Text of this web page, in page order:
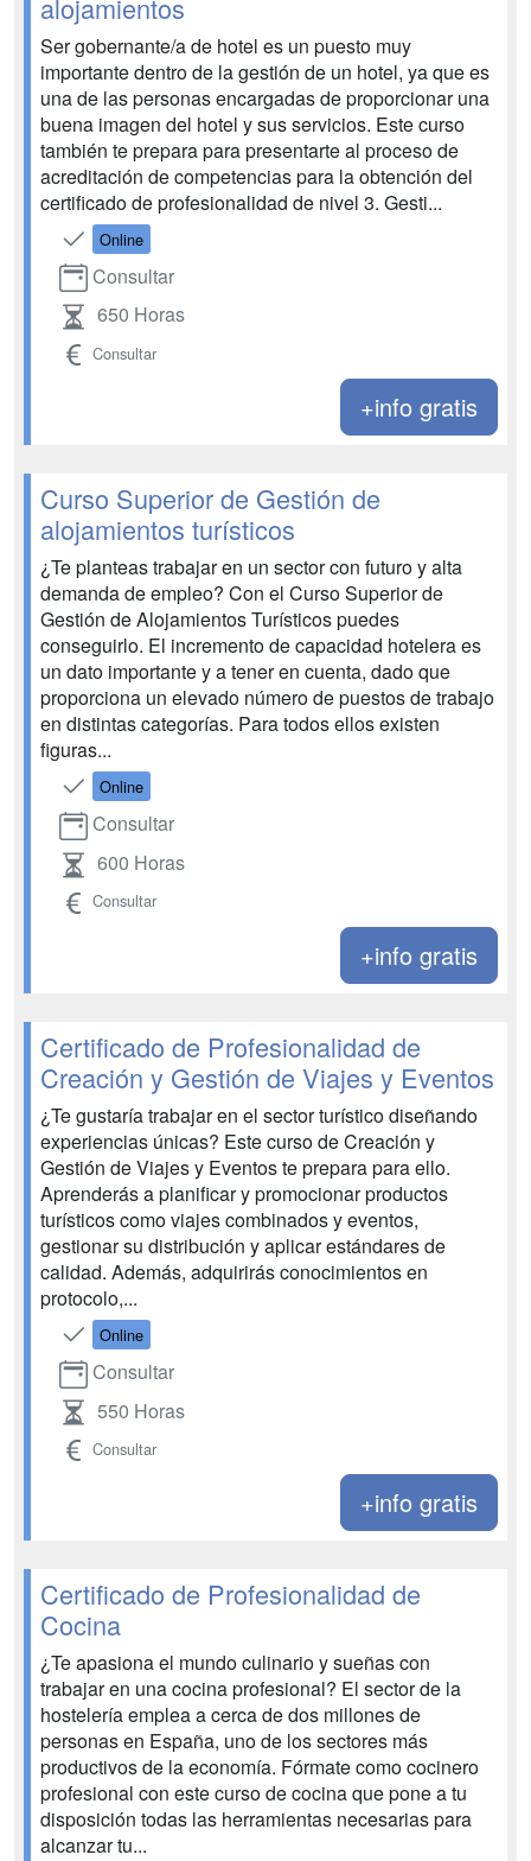
Ser gobernante/a de hotel es un puesto muy
importante dentro de la gestión de un hotel, ya que es
una de las personas encargadas de proporcionar una
buena imagen del hotel y sus servicios. Este curso
también te prepara para presentarte al proceso de
acreditación de competencias para la obtención del
certificado de profesionalidad de nivel 3. Gesti...
Online
Consultar
650 Horas
Consultar
+info gratis
Curso Superior de Gestión de
alojamientos turísticos
¿Te planteas trabajar en un sector con futuro y alta
demanda de empleo? Con el Curso Superior de
Gestión de Alojamientos Turísticos puedes
conseguirlo. El incremento de capacidad hotelera es
un dato importante y a tener en cuenta, dado que
proporciona un elevado número de puestos de trabajo
en distintas categorías. Para todos ellos existen
figuras...
Online
Consultar
600 Horas
Consultar
+info gratis
Certificado de Profesionalidad de
Creación y Gestión de Viajes y Eventos
¿Te gustaría trabajar en el sector turístico diseñando
experiencias únicas? Este curso de Creación y
Gestión de Viajes y Eventos te prepara para ello.
Aprenderás a planificar y promocionar productos
turísticos como viajes combinados y eventos,
gestionar su distribución y aplicar estándares de
calidad. Además, adquirirás conocimientos en
protocolo,...
Online
Consultar
550 Horas
Consultar
+info gratis
Certificado de Profesionalidad de
Cocina
¿Te apasiona el mundo culinario y sueñas con
trabajar en una cocina profesional? El sector de la
hostelería emplea a cerca de dos millones de
personas en España, uno de los sectores más
productivos de la economía. Fórmate como cocinero
profesional con este curso de cocina que pone a tu
disposición todas las herramientas necesarias para
alcanzar tu...